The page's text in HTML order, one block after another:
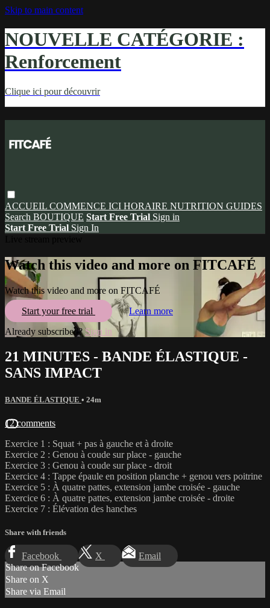
Skip to main content
NOUVELLE CATÉGORIE :
Renforcement
Clique ici pour découvrir
ACCUEIL COMMENCE ICI HORAIRE NUTRITION GUIDES
Search BOUTIQUE Start Free Trial Sign in
Start Free Trial Sign In
Watch this video and more on FITCAFÉ
Watch this video and more on FITCAFÉ
Start your free trial
Learn more
Already subscribed? Sign in
21 MINUTES - BANDE ÉLASTIQUE -
SANS IMPACT
BANDE ÉLASTIQUE • 24m
12 comments
Exercice 1 : Squat + pas à gauche et à droite
Exercice 2 : Genou à coude sur place - gauche
Exercice 3 : Genou à coude sur place - droit
Exercice 4 : Tappe épaule en position planche + genou vers poitrine
Exercice 5 : À quatre pattes, extension jambe croisée - gauche
Exercice 6 : À quatre pattes, extension jambe croisée - droite
Exercice 7 : Élévation des hanches
Share with friends
Facebook X
Email
Share on Facebook
Share on X
Share via Email